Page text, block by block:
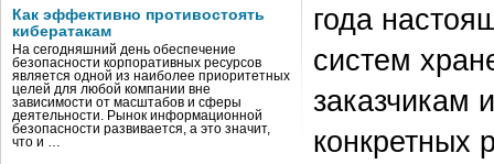
Как эффективно противостоять
кибератакам
На сегодняшний день обеспечение
безопасности корпоративных ресурсов
является одной из наиболее приоритетных
целей для любой компании вне
зависимости от масштабов и сферы
деятельности. Рынок информационной
безопасности развивается, а это значит,
что и …
года
систем
заказчикам
конкретных